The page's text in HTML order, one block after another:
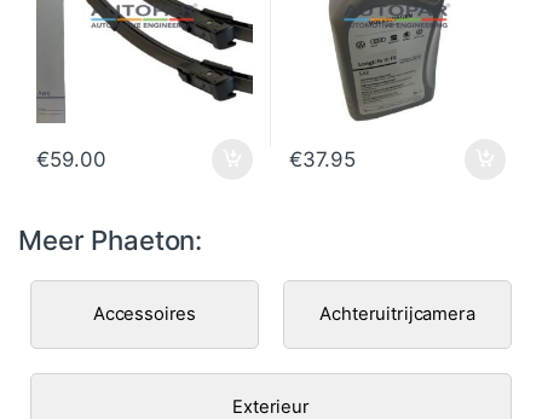
€59.00 €37.95
Meer Phaeton:
Accessoires Achteruitrijcamera
Exterieur